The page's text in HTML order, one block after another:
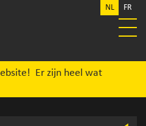
NL FR
Er zijn heel wat